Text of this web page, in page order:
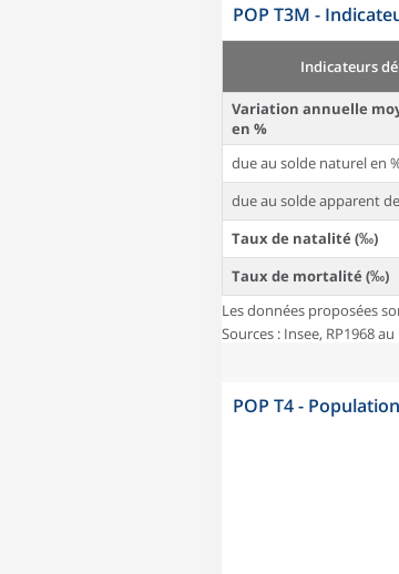
POP T3M -
Indicateurs
Variation annuelle
en %
due au solde naturel en
due au solde apparent
Taux de natalité (‰)
Taux de mortalité (‰)
Les données proposées
Sources : Insee, RP1968
POP T4 -